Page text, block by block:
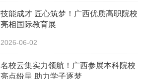
技能成才 匠心筑梦！广西优质高职院校
亮相国际教育展
2026-06-02
名校云集实力领航！广西参展本科院校
亮点纷呈 助力学子逐梦